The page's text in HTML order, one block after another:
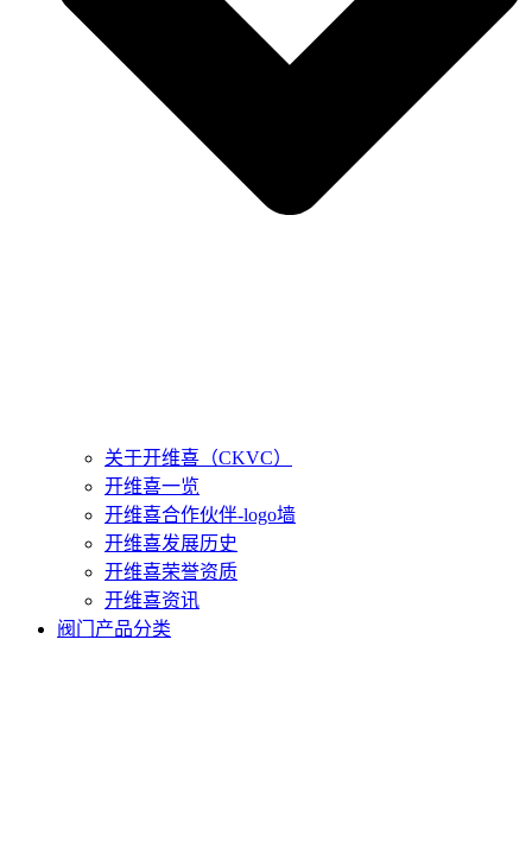
关于开维喜（CKVC）
开维喜一览
开维喜合作伙伴-logo墙
开维喜发展历史
开维喜荣誉资质
开维喜资讯
阀门产品分类